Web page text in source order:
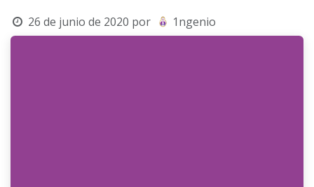
26 de junio de 2020 por 1ngenio